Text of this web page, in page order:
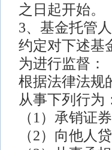
之日起开始。
3、基金托管
约定对下述基
为进行监督：
根据法律法规
从事下列行为
（1）承销证券
（2）向他人